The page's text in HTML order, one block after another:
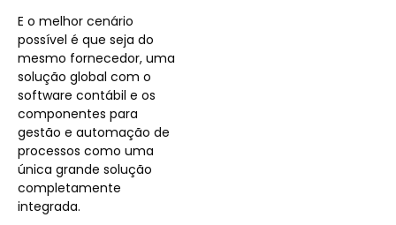
E o melhor cenário
possível é que seja do
mesmo fornecedor, uma
solução global com o
software contábil e os
componentes para
gestão e automação de
processos como uma
única grande solução
completamente
integrada.